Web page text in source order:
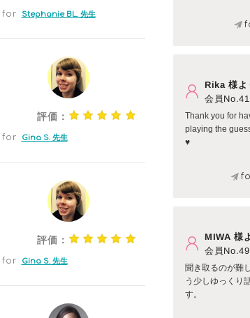
for Stephanie BL. 先生
評価：
for Gina S. 先生
評価：
for Gina S. 先生
Rika 様よ
会員
Thank you for
playing the
♥︎
MIWA 様
会員
聞き取るのが難
う少しゆっくり
す。